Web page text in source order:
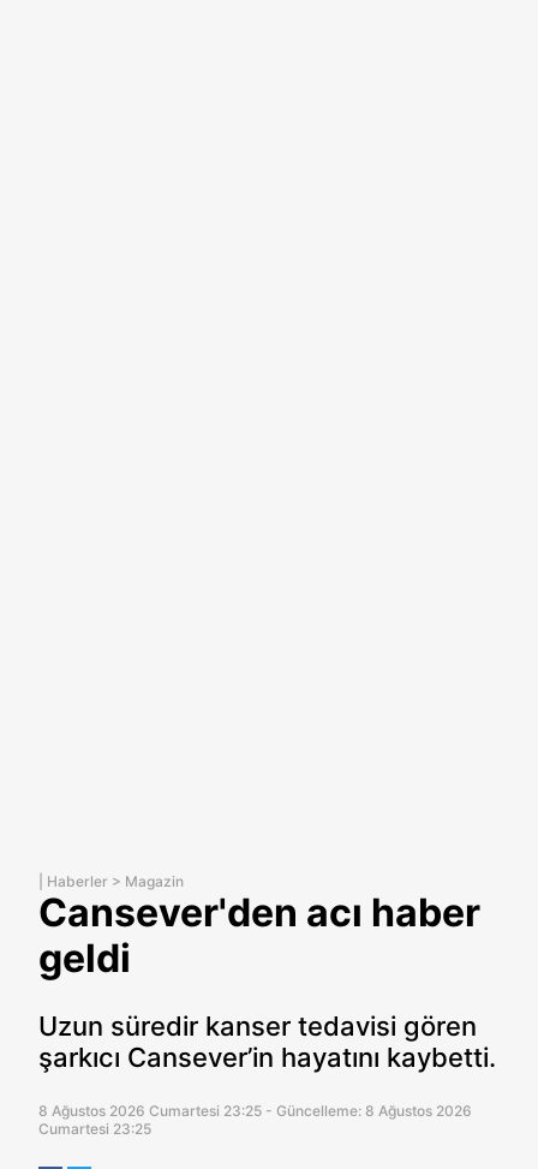
Haberler > Magazin
Cansever'den acı haber
geldi
Uzun süredir kanser tedavisi gören
şarkıcı Cansever’in hayatını kaybetti.
8 Ağustos 2026 Cumartesi 23:25 - Güncelleme: 8 Ağustos 2026
Cumartesi 23:25